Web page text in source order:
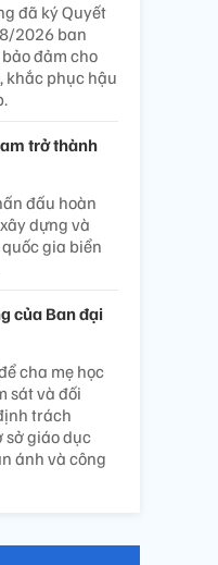
đã ký Quyết
2026 ban
đảm cho
khắc phục hậu
trở thành
đấu hoàn
dựng và
gia biển
của Ban đại
cha mẹ học
sát và đối
trách
sở giáo dục
ánh và công